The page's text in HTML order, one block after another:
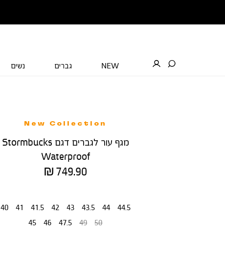
NEW גברים נשים
New Collection
מגף עור לגברים דגם Stormbucks
Waterproof
מחיר
749.90 ₪
40 41 41.5 42 43 43.5 44
44.5
45
46 47.5 49 50